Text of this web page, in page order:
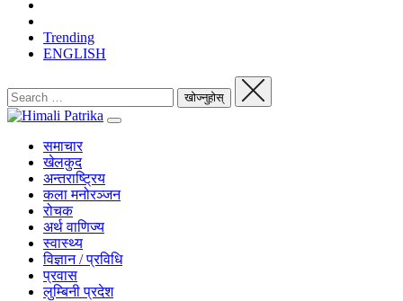
Trending
ENGLISH
समाचार
खेलकुद
अन्तराष्ट्रिय
कला मनोरञ्जन
रोचक
अर्थ वाणिज्य
स्वास्थ्य
विज्ञान / प्रविधि
प्रवास
लुम्बिनी प्रदेश